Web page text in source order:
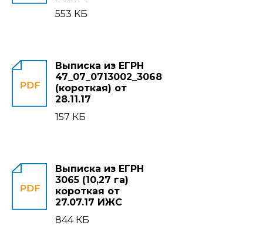
553 КБ
Выписка из ЕГРН
47_07_0713002_3068
(короткая) от
28.11.17
157 КБ
Выписка из ЕГРН
3065 (10,27 га)
короткая от
27.07.17 ИЖС
844 КБ